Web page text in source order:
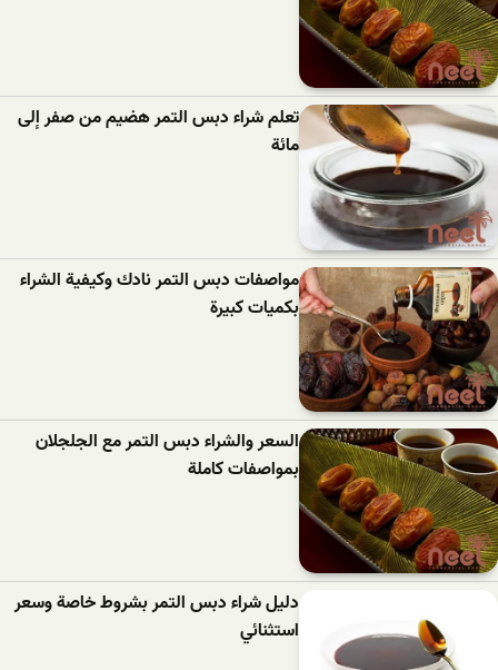
تعلم شراء دبس التمر هضيم من صفر إلى
مائة
مواصفات دبس التمر نادك وكيفية الشراء
بكميات كبيرة
السعر والشراء دبس التمر مع الجلجلان
بمواصفات كاملة
دليل شراء دبس التمر بشروط خاصة وسعر
استثنائي